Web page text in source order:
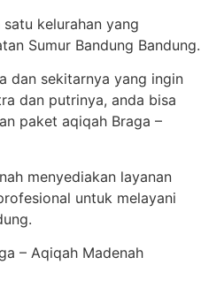
satu kelurahan yang
Sumur Bandung Bandung.
dan sekitarnya yang ingin
dan putrinya, anda bisa
paket aqiqah Braga –
menyediakan layanan
untuk melayani
– Aqiqah Madenah